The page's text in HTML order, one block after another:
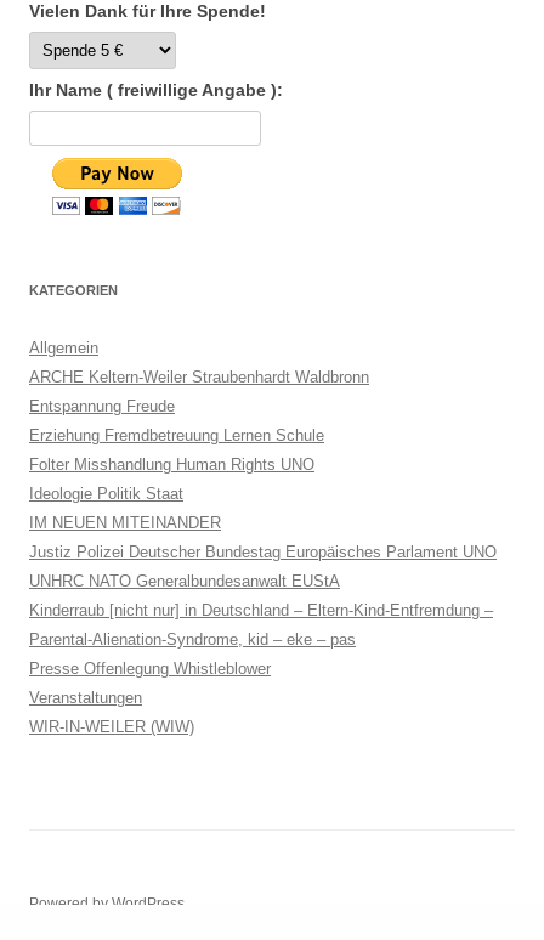
Vielen Dank für Ihre Spende!
Ihr Name ( freiwillige Angabe ):
KATEGORIEN
Allgemein
ARCHE Keltern-Weiler Straubenhardt Waldbronn
Entspannung Freude
Erziehung Fremdbetreuung Lernen Schule
Folter Misshandlung Human Rights UNO
Ideologie Politik Staat
IM NEUEN MITEINANDER
Justiz Polizei Deutscher Bundestag Europäisches Parlament UNO
UNHRC NATO Generalbundesanwalt EUStA
Kinderraub [nicht nur] in Deutschland – Eltern-Kind-Entfremdung –
Parental-Alienation-Syndrome, kid – eke – pas
Presse Offenlegung Whistleblower
Veranstaltungen
WIR-IN-WEILER (WIW)
Powered by WordPress